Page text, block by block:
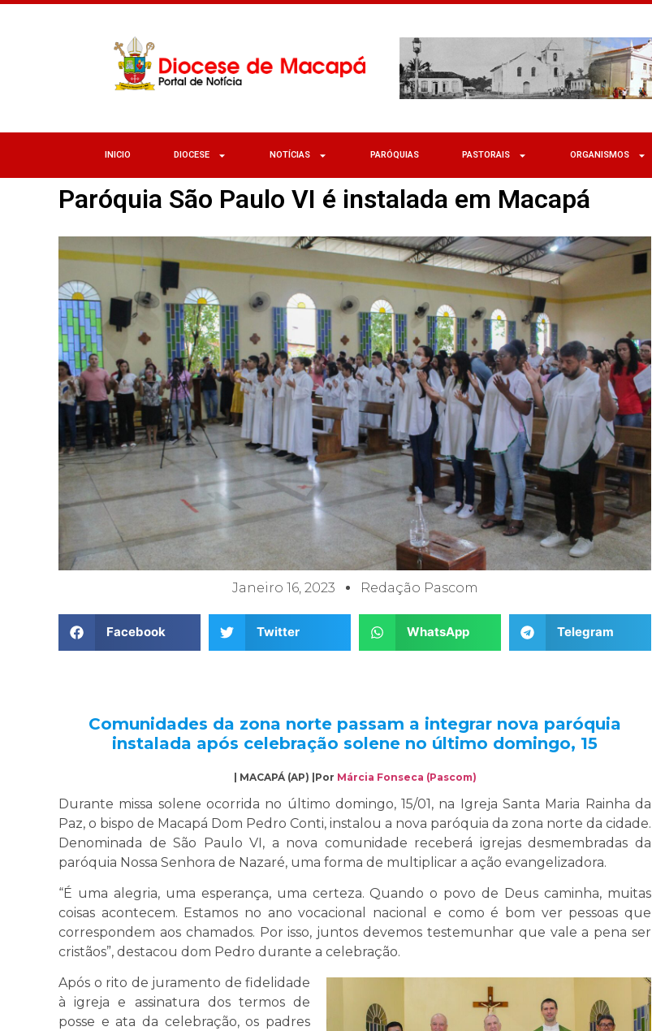
INICIO DIOCESE NOTÍCIAS PARÓQUIAS PASTORAIS ORGANISMOS
Paróquia São Paulo VI é instalada em Macapá
Janeiro 16, 2023 Redação Pascom
Facebook Twitter WhatsApp Telegram
Comunidades da zona norte passam a integrar nova paróquia
instalada após celebração solene no último domingo, 15
| MACAPÁ (AP) |Por Márcia Fonseca (Pascom)
Durante missa solene ocorrida no último domingo, 15/01, na Igreja Santa Maria Rainha da
Paz, o bispo de Macapá Dom Pedro Conti, instalou a nova paróquia da zona norte da cidade.
Denominada de São Paulo VI, a nova comunidade receberá igrejas desmembradas da
paróquia Nossa Senhora de Nazaré, uma forma de multiplicar a ação evangelizadora.
“É uma alegria, uma esperança, uma certeza. Quando o povo de Deus caminha, muitas
coisas acontecem. Estamos no ano vocacional nacional e como é bom ver pessoas que
correspondem aos chamados. Por isso, juntos devemos testemunhar que vale a pena ser
cristãos”, destacou dom Pedro durante a celebração.
Após o rito de juramento de fidelidade
à igreja e assinatura dos termos de
posse e ata da celebração, os padres